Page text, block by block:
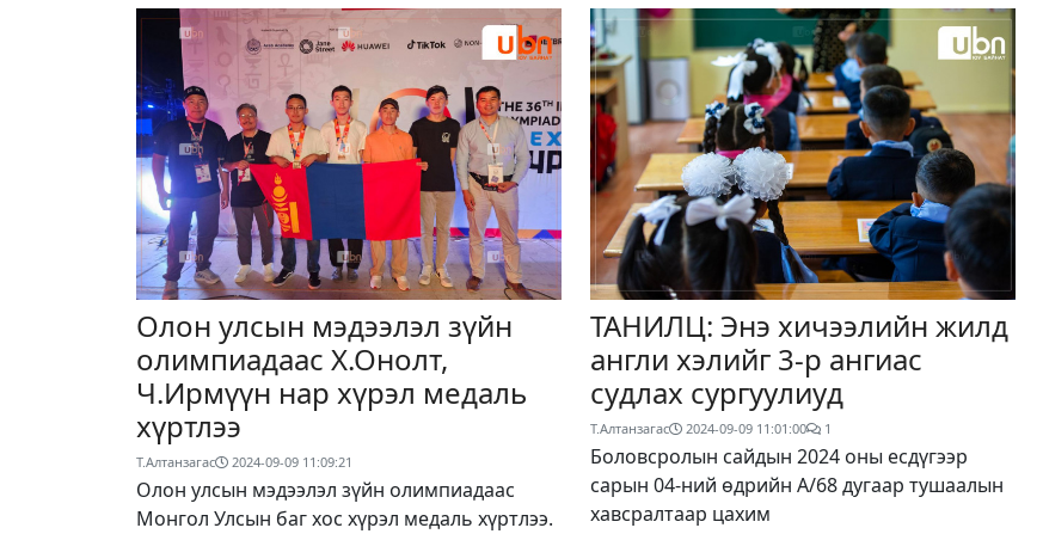
Олон улсын мэдээлэл зүйн
олимпиадаас Х.Онолт,
Ч.Ирмүүн нар хүрэл медаль
хүртлээ
Т.Алтанзагас 2024-09-09 11:09:21
Олон улсын мэдээлэл зүйн олимпиадаас
Монгол Улсын баг хос хүрэл медаль хүртлээ.
ТАНИЛЦ: Энэ хичээлийн жилд
англи хэлийг 3-р ангиас
судлах сургуулиуд
Т.Алтанзагас 2024-09-09 11:01:00 1
Боловсролын сайдын 2024 оны есдүгээр
сарын 04-ний өдрийн А/68 дугаар тушаалын
хавсралтаар цахим